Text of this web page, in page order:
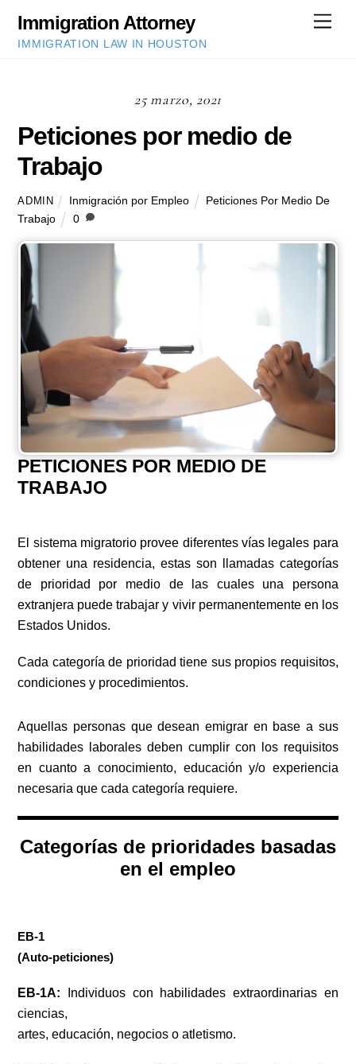
content
Immigration Attorney
IMMIGRATION LAW IN HOUSTON
25 marzo, 2021
Peticiones por medio de
Trabajo
ADMIN Inmigración por Empleo
Peticiones Por Medio De
Trabajo
0
PETICIONES POR MEDIO DE
TRABAJO
El sistema migratorio provee diferentes vías legales para
obtener una residencia, estas son llamadas categorías
de prioridad por medio de las cuales una persona
extranjera puede trabajar y vivir permanentemente en los
Estados Unidos.
Cada categoría de prioridad tiene sus propios requisitos,
condiciones y procedimientos.
Aquellas personas que desean emigrar en base a sus
habilidades laborales deben cumplir con los requisitos
en cuanto a conocimiento, educación y/o experiencia
necesaria que cada categoría requiere.
Categorías de prioridades basadas
en el empleo
EB-1 ​
​(Auto-peticiones)
EB-1A: Individuos con habilidades extraordinarias en
ciencias,
artes, educación, negocios o atletismo.